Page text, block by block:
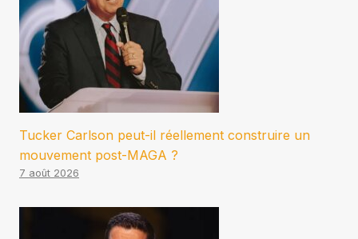
Tucker Carlson peut-il réellement construire un
mouvement post-MAGA ?
7 août 2026